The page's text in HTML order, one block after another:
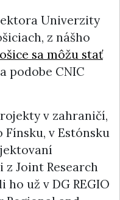
Univerzity
z nášho
sa môžu stať
podobe CNIC
v zahraničí,
v Estónsku
Joint Research
už v DG REGIO